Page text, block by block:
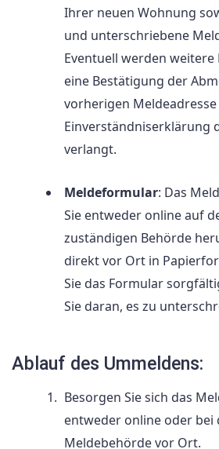
Ihrer neuen Wohnung
und unterschriebene
Eventuell werden
eine Bestätigung der
vorherigen
Einverständniserklärung
verlangt.
Meldeformular: Das
Sie entweder online auf
zuständigen Behörde
direkt vor Ort in
Sie das Formular
Sie daran, es zu
Ablauf des Ummeldens:
Besorgen Sie sich das
entweder online oder bei
Meldebehörde vor Ort.